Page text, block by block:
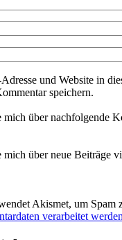
und Website in
speichern.
mich über nachfolgende
mich über neue Beiträge
Akismet, um Spam
verarbeitet